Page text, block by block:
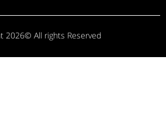
2026© All rights Reserved